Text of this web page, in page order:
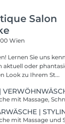
Salon
Wien
Lernen Sie uns
aktuell oder
Look zu Ihrem St...
|